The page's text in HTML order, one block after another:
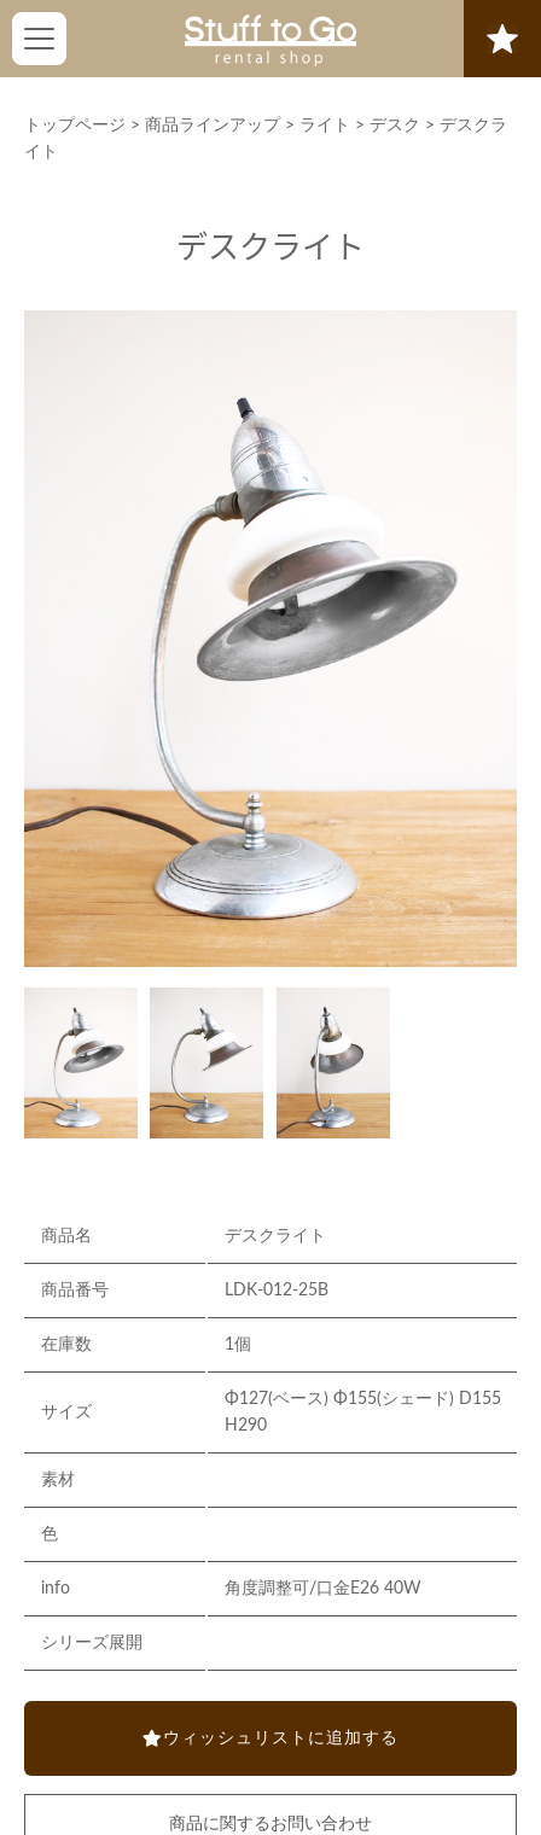
トップページ > 商品ラインアップ > ライト > デスク > デスクラ
イト
デスクライト
商品名 デスクライト
商品番号 LDK-012-25B
在庫数 1個
サイズ
Φ127(ベース) Φ155(シェード) D155
H290
素材
色
info 角度調整可/口金E26 40W
シリーズ展開
ウィッシュリストに追加する
商品に関するお問い合わせ